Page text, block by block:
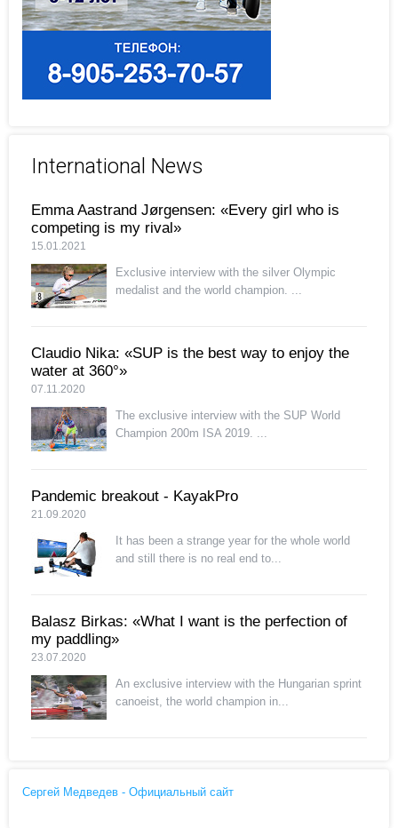
International News
Emma Aastrand Jørgensen: «Every girl who is
competing is my rival»
15.01.2021
Exclusive interview with the silver Olympic
medalist and the world champion. ...
Claudio Nika: «SUP is the best way to enjoy the
water at 360°»
07.11.2020
The exclusive interview with the SUP World
Champion 200m ISA 2019. ...
Pandemic breakout - KayakPro
21.09.2020
It has been a strange year for the whole world
and still there is no real end to...
Balasz Birkas: «What I want is the perfection of
my paddling»
23.07.2020
An exclusive interview with the Hungarian sprint
canoeist, the world champion in...
Сергей Медведев - Официальный сайт